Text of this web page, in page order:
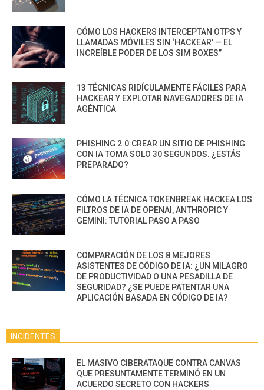
CÓMO LOS HACKERS INTERCEPTAN OTPS Y
LLAMADAS MÓVILES SIN ‘HACKEAR’ — EL
INCREÍBLE PODER DE LOS SIM BOXES”
13 TÉCNICAS RIDÍCULAMENTE FÁCILES PARA
HACKEAR Y EXPLOTAR NAVEGADORES DE IA
AGÉNTICA
PHISHING 2.0:CREAR UN SITIO DE PHISHING
CON IA TOMA SOLO 30 SEGUNDOS. ¿ESTÁS
PREPARADO?
CÓMO LA TÉCNICA TOKENBREAK HACKEA LOS
FILTROS DE IA DE OPENAI, ANTHROPIC Y
GEMINI: TUTORIAL PASO A PASO
COMPARACIÓN DE LOS 8 MEJORES
ASISTENTES DE CÓDIGO DE IA: ¿UN MILAGRO
DE PRODUCTIVIDAD O UNA PESADILLA DE
SEGURIDAD? ¿SE PUEDE PATENTAR UNA
APLICACIÓN BASADA EN CÓDIGO DE IA?
INCIDENTES
EL MASIVO CIBERATAQUE CONTRA CANVAS
QUE PRESUNTAMENTE TERMINÓ EN UN
ACUERDO SECRETO CON HACKERS